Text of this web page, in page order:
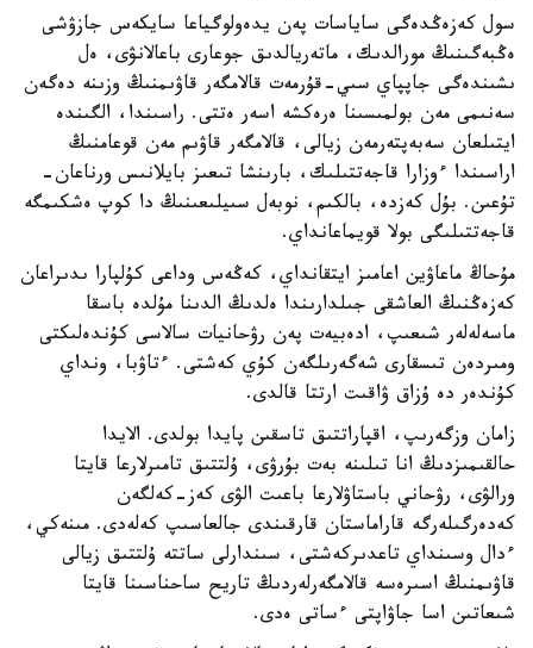
سول كەزەڭدەگى ساياسات پەن يدەولوگياعا سايكەس جازۋشى
ەڭبەگىنىڭ مورالدىك، ماتەريالدىق جوعارى باعالانۋى، ەل
ىشىندەگى جاپپاي سىي-قۇرمەت قالامگەر قاۋىمنىڭ وزىنە دەگەن
سەنىمى مەن بولمىسىنا ەرەكشە اسەر ەتتى. راسىندا، الگىندە
ايتىلعان سەبەپتەرمەن زيالى، قالامگەر قاۋىم مەن قوعامنىڭ
اراسىندا ءوزارا قاجەتتىلىك، بارىنشا تىعىز بايلانىس ورناعان-
تۇعىن. بۇل كەزدە، بالكىم، نوبەل سىيلىعىنىڭ دا كوپ ەشكىمگە
قاجەتتىلىگى بولا قويماعانداي.
مۇحاڭ ماعاۋين اعامىز ايتقانداي، كەڭەس وداعى كۇلپارا ىدىراعان
كەزەڭنىڭ العاشقى جىلدارىندا ەلدىڭ الدىنا مۇلدە باسقا
ماسەلەلەر شىعىپ، ادەبيەت پەن رۋحانيات سالاسى كۇندەلىكتى
ومىردەن تىسقارى شەگەرىلگەن كۇي كەشتى. ءتاۋبا، ونداي
كۇندەر دە ۇزاق ۋاقىت ارتتا قالدى.
زامان وزگەرىپ، اقپاراتتىق تاسقىن پايدا بولدى. الايدا
حالقىمىزدىڭ انا تىلىنە بەت بۇرۋى، ۇلتتىق تامىرلارعا قايتا
ورالۋى، رۋحاني باستاۋلارعا باعىت الۋى كەز-كەلگەن
كەدەرگىلەرگە قاراماستان قارقىندى جالعاسىپ كەلەدى. مىنەكي،
ءدال وسىنداي تاعدىركەشتى، سىندارلى ساتتە ۇلتتىق زيالى
قاۋىمنىڭ اسىرەسە قالامگەرلەردىڭ تاريح ساحناسىنا قايتا
شىعاتىن اسا جاۋاپتى ءساتى ەدى.